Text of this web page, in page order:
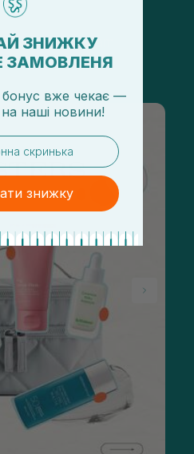
в Instagram
ЗНИЖКУ
ЗАМОВЛЕНЯ
бонус вже чекає —
на наші новини!
знижку